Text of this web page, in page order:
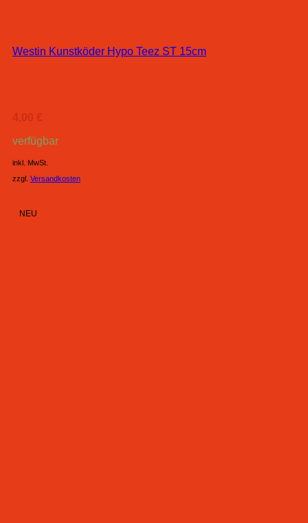
Westin Kunstköder Hypo Teez ST 15cm
4,00 €
verfügbar
inkl. MwSt.
zzgl. Versandkosten
NEU